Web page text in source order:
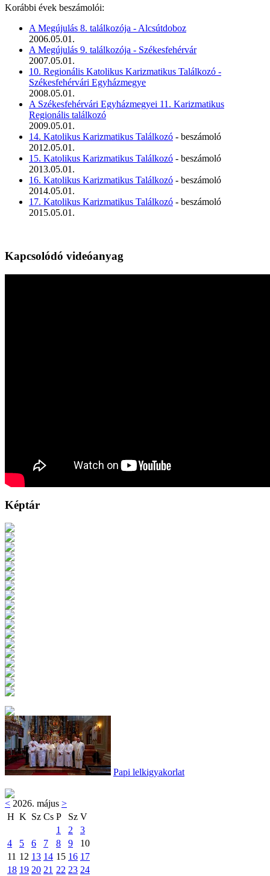
Korábbi évek beszámolói:
A Megújulás 8. találkozója - Alcsútdoboz
2006.05.01.
A Megújulás 9. találkozója - Székesfehérvár
2007.05.01.
10. Regionális Katolikus Karizmatikus Találkozó -
Székesfehérvári Egyházmegye
2008.05.01.
A Székesfehérvári Egyházmegyei 11. Karizmatikus
Regionális találkozó
2009.05.01.
14. Katolikus Karizmatikus Találkozó - beszámoló
2012.05.01.
15. Katolikus Karizmatikus Találkozó - beszámoló
2013.05.01.
16. Katolikus Karizmatikus Találkozó - beszámoló
2014.05.01.
17. Katolikus Karizmatikus Találkozó - beszámoló
2015.05.01.
Kapcsolódó videóanyag
Képtár
Papi lelkigyakorlat
< 2026. május >
H K Sz Cs P Sz V
1
2
3
4
5 6 7 8 9
10
11 12 13 14 15 16 17
18 19 20 21 22 23 24